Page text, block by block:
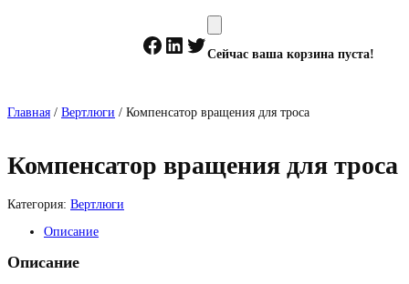
Facebook
LinkedIn
Twitter
Сейчас ваша корзина пуста!
Главная / Вертлюги / Компенсатор вращения для троса
Компенсатор вращения для троса
Категория: Вертлюги
Описание
Описание